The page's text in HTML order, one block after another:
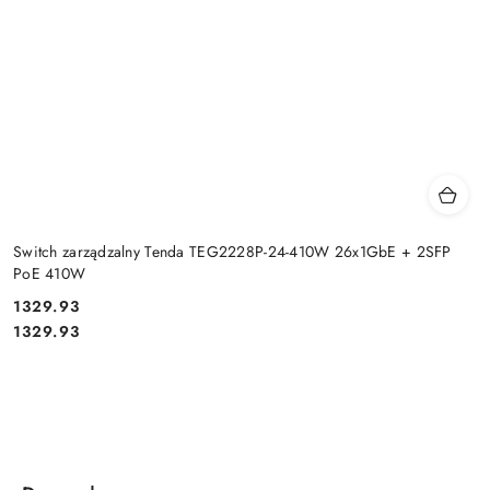
Switch zarządzalny Tenda TEG2228P-24-410W 26x1GbE + 2SFP
PoE 410W
Cena:
1329.93
Cena:
1329.93